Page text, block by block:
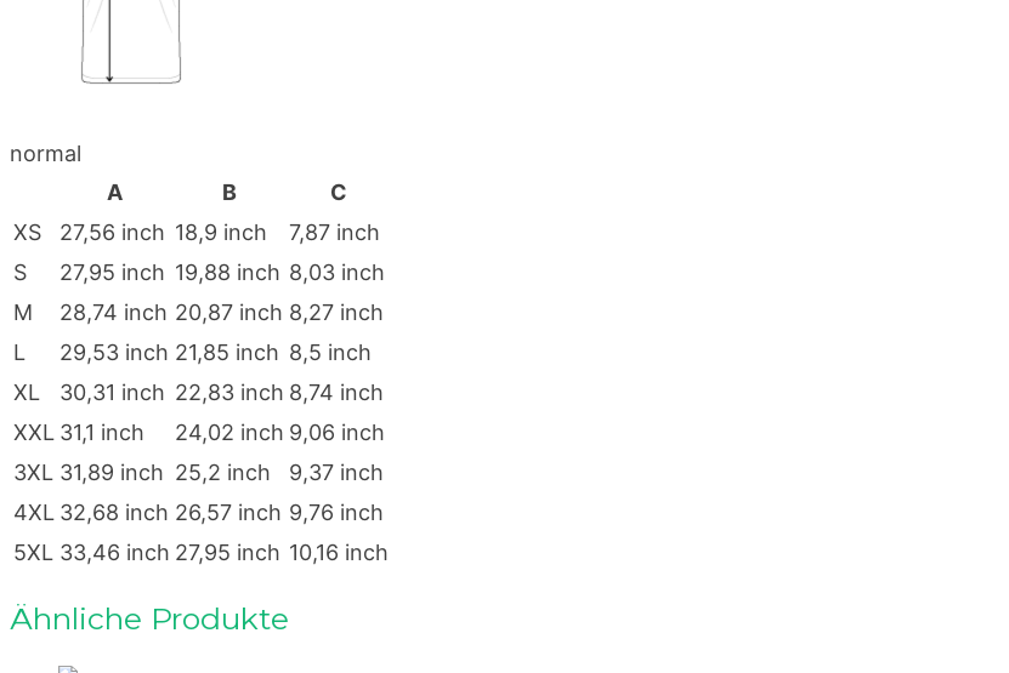
normal
A
B
C
XS
27,56 inch 18,9 inch
7,87 inch
S
27,95 inch 19,88 inch 8,03 inch
M
28,74 inch 20,87 inch 8,27 inch
L
29,53 inch 21,85 inch 8,5 inch
XL
30,31 inch 22,83 inch 8,74 inch
XXL 31,1 inch 24,02 inch 9,06 inch
3XL 31,89 inch 25,2 inch
9,37 inch
4XL 32,68 inch 26,57 inch 9,76 inch
5XL 33,46 inch 27,95 inch 10,16 inch
Ähnliche Produkte